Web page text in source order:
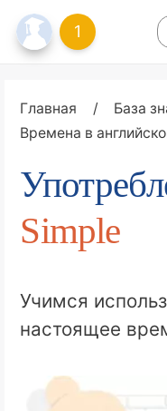
1
Главная / База
Времена в
Simple
Учимся
настоящее